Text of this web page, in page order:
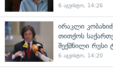
6 აგვისტო, 14:26
ირაკლი
თითქოს
შექმნილი რუსი
6 აგვისტო, 14:20